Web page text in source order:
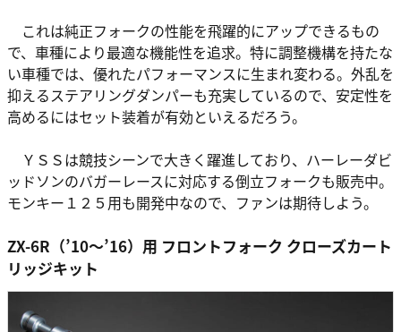
これは純正フォークの性能を飛躍的にアップできるもの
で、車種により最適な機能性を追求。特に調整機構を持たな
い車種では、優れたパフォーマンスに生まれ変わる。外乱を
抑えるステアリングダンパーも充実しているので、安定性を
高めるにはセット装着が有効といえるだろう。
ＹＳＳは競技シーンで大きく躍進しており、ハーレーダビ
ッドソンのバガーレースに対応する倒立フォークも販売中。
モンキー１２５用も開発中なので、ファンは期待しよう。
ZX-6R（’10～’16）用 フロントフォーク クローズカート
リッジキット